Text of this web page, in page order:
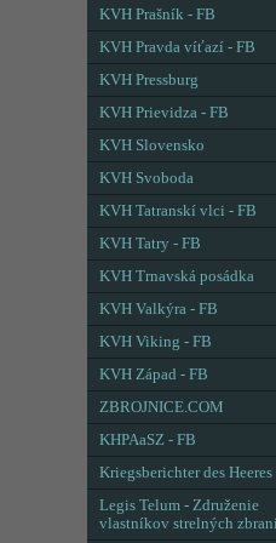
KVH Prašník - FB
KVH Pravda víťazí - FB
KVH Pressburg
KVH Prievidza - FB
KVH Slovensko
KVH Svoboda
KVH Tatranskí vlci - FB
KVH Tatry - FB
KVH Trnavská posádka
KVH Valkýra - FB
KVH Viking - FB
KVH Západ - FB
ZBROJNICE.COM
KHPAaSZ - FB
Kriegsberichter des Heeres
Legis Telum - Združenie
vlastníkov strelných